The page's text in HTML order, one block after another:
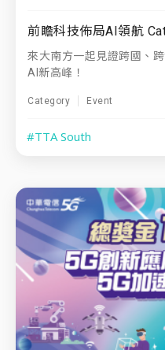
前瞻科技佈局AI領航
來大南方一起見證跨國、
AI新高峰！
Category Event
#TTA South